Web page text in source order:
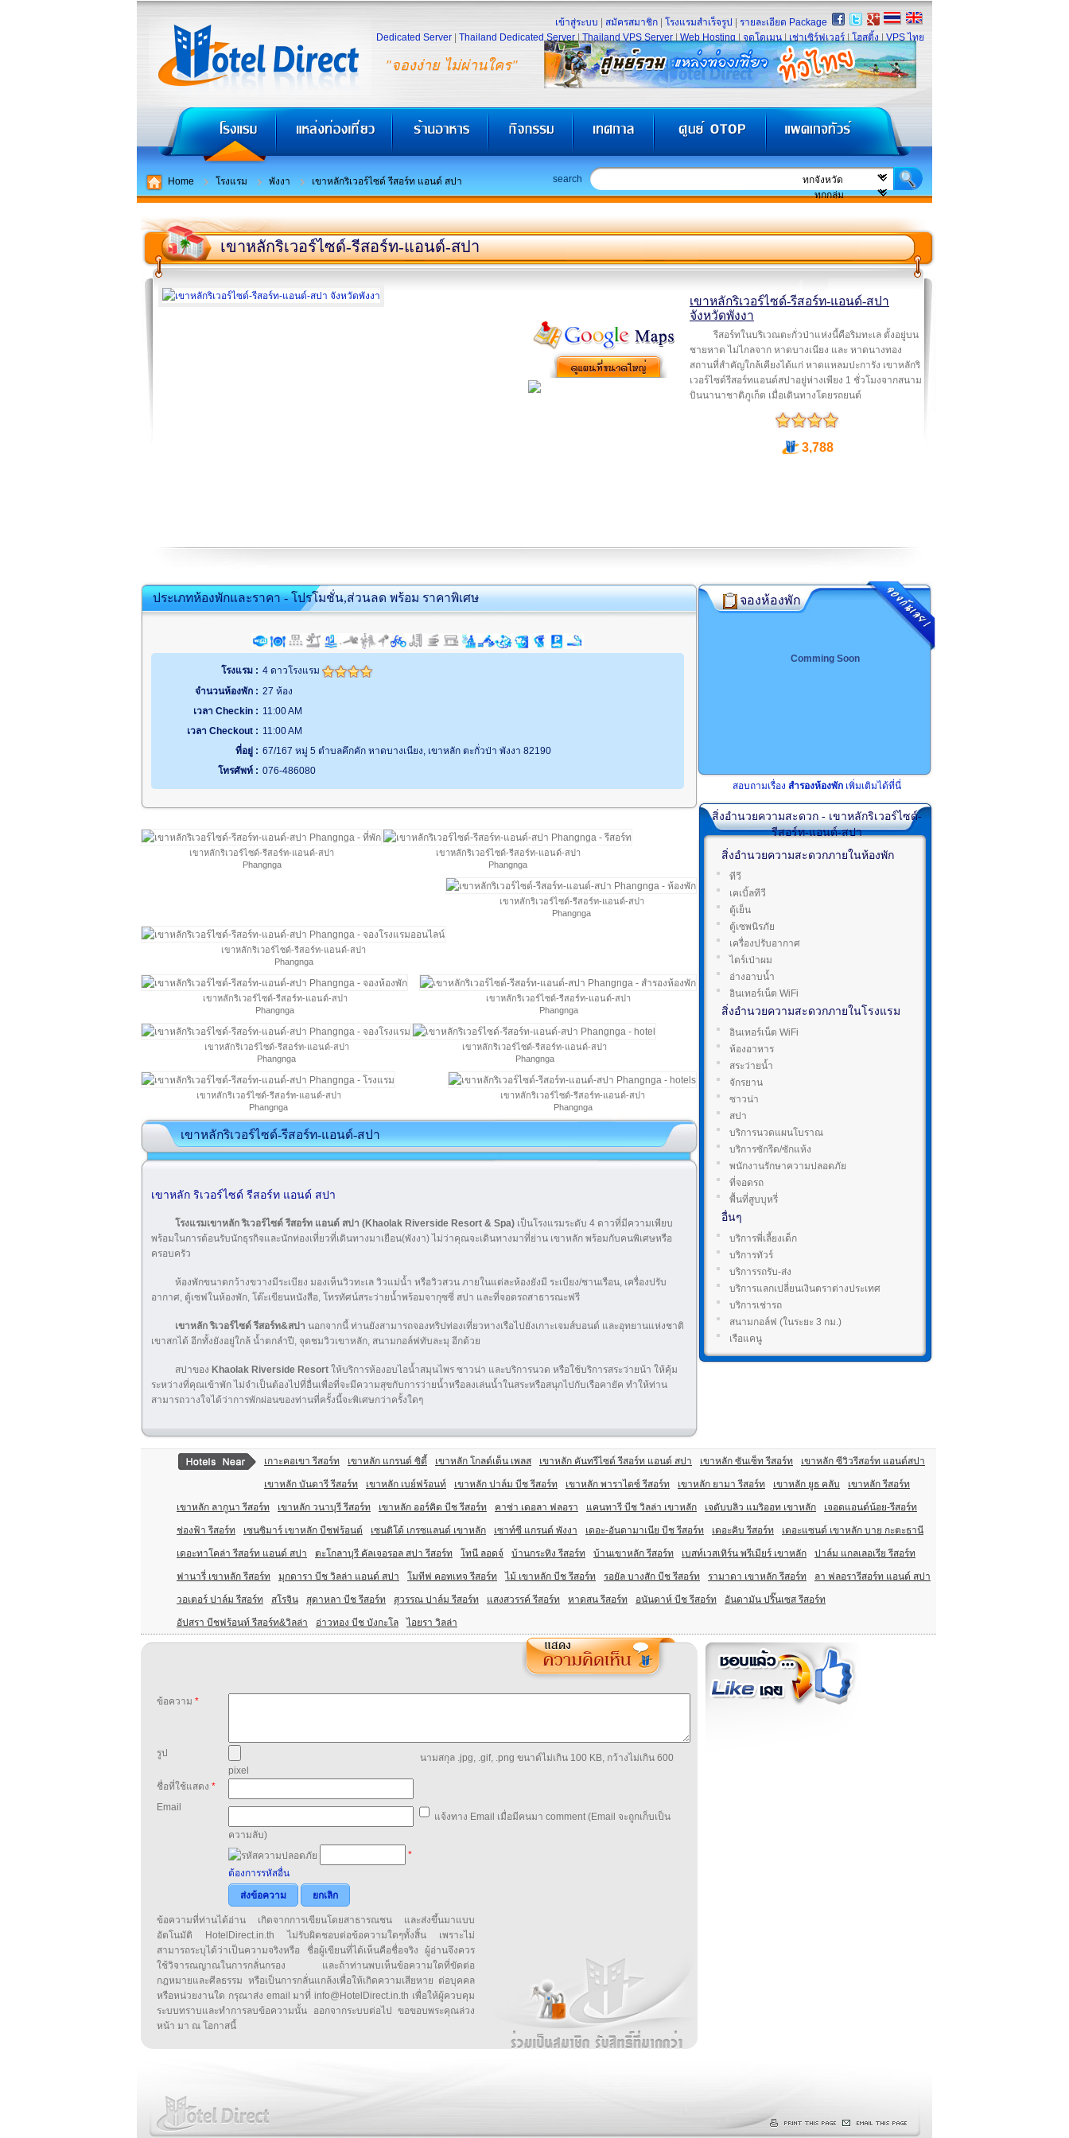
"จองง่าย ไม่ผ่านใคร"
เข้าสู่ระบบ สมัครสมาชิก โรงแรมสำเร็จรูป
รายละเอียด Package
Dedicated Server
Thailand Dedicated Server Thailand VPS Server Web Hosting จดโดเมน เช่าเซิร์ฟเวอร์ โฮสติ้ง VPS ไทย
Home โรงแรม พังงา เขาหลักริเวอร์ไซด์ รีสอร์ท แอนด์ สปา search
เขาหลักริเวอร์ไซด์-รีสอร์ท-แอนด์-สปา
เขาหลักริเวอร์ไซด์-รีสอร์ท-แอนด์-สปา
จังหวัดพังงา
รีสอร์ทในบริเวณตะกั่วป่าแห่งนี้คือริมทะเล ตั้งอยู่บน
ชายหาด ไม่ไกลจาก หาดบางเนียง และ หาดนางทอง
สถานที่สำคัญใกล้เคียงได้แก่ หาดแหลมปะการัง เขาหลักริ
เวอร์ไซด์รีสอร์ทแอนด์สปาอยู่ห่างเพียง 1 ชั่วโมงจากสนาม
บินนานาชาติภูเก็ต เมื่อเดินทางโดยรถยนต์
3,788
ประเภทห้องพักและราคา - โปรโมชั่น,ส่วนลด พร้อม ราคาพิเศษ
โรงแรม : 4 ดาวโรงแรม
จำนวนห้องพัก : 27 ห้อง
เวลา Checkin : 11:00 AM
เวลา Checkout : 11:00 AM
ที่อยู่ : 67/167 หมู่ 5 ตำบลคึกคัก หาดบางเนียง, เขาหลัก ตะกั่วป่า พังงา 82190
โทรศัพท์ : 076-486080
เขาหลักริเวอร์ไซด์-รีสอร์ท-แอนด์-สปา
Phangnga
เขาหลักริเวอร์ไซด์-รีสอร์ท-แอนด์-สปา
Phangnga
เขาหลักริเวอร์ไซด์-รีสอร์ท-แอนด์-สปา
Phangnga
เขาหลักริเวอร์ไซด์-รีสอร์ท-แอนด์-สปา
Phangnga
เขาหลักริเวอร์ไซด์-รีสอร์ท-แอนด์-สปา
Phangnga
เขาหลักริเวอร์ไซด์-รีสอร์ท-แอนด์-สปา
Phangnga
เขาหลักริเวอร์ไซด์-รีสอร์ท-แอนด์-สปา
Phangnga
เขาหลักริเวอร์ไซด์-รีสอร์ท-แอนด์-สปา
Phangnga
เขาหลักริเวอร์ไซด์-รีสอร์ท-แอนด์-สปา
Phangnga
เขาหลักริเวอร์ไซด์-รีสอร์ท-แอนด์-สปา
Phangnga
เขาหลักริเวอร์ไซด์-รีสอร์ท-แอนด์-สปา
เขาหลัก ริเวอร์ไซด์ รีสอร์ท แอนด์ สปา
โรงแรมเขาหลัก ริเวอร์ไซด์ รีสอร์ท แอนด์ สปา (Khaolak Riverside Resort & Spa) เป็นโรงแรมระดับ 4 ดาวที่มีความเพียบ
พร้อมในการต้อนรับนักธุรกิจและนักท่องเที่ยวที่เดินทางมาเยือน(พังงา) ไม่ว่าคุณจะเดินทางมาที่ย่าน เขาหลัก พร้อมกับคนพิเศษหรือ
ครอบครัว
ห้องพักขนาดกว้างขวางมีระเบียง มองเห็นวิวทะเล วิวแม่น้ำ หรือวิวสวน ภายในแต่ละห้องยังมี ระเบียง/ชานเรือน, เครื่องปรับ
อากาศ, ตู้เซฟในห้องพัก, โต๊ะเขียนหนังสือ, โทรทัศน์สระว่ายน้ำพร้อมจากุซซี่ สปา และที่จอดรถสาธารณะฟรี
เขาหลัก ริเวอร์ไซด์ รีสอร์ท&สปา นอกจากนี้ ท่านยังสามารถจองทริปท่องเที่ยวทางเรือไปยังเกาะเจมส์บอนด์ และอุทยานแห่งชาติ
เขาสกได้ อีกทั้งยังอยู่ใกล้ น้ำตกลำปี, จุดชมวิวเขาหลัก, สนามกอล์ฟทับละมุ อีกด้วย
สปาของ Khaolak Riverside Resort ให้บริการห้องอบไอน้ำสมุนไพร ซาวน่า และบริการนวด หรือใช้บริการสระว่ายน้า ให้คุ้ม
ระหว่างที่คุณเข้าพัก ไม่จำเป็นต้องไปที่อื่นเพื่อที่จะมีความสุขกับการว่ายน้ำหรือลงเล่นน้ำในสระหรือสนุกไปกับเรือคายัค ทำให้ท่าน
สามารถวางใจได้ว่าการพักผ่อนของท่านที่ครั้งนี้จะพิเศษกว่าครั้งใดๆ
จองห้องพัก
Comming Soon
สอบถามเรื่อง สำรองห้องพัก เพิ่มเติมได้ที่นี่
สิ่งอำนวยความสะดวก - เขาหลักริเวอร์ไซด์-
รีสอร์ท-แอนด์-สปา
สิ่งอำนวยความสะดวกภายในห้องพัก
ทีวี
เคเบิ้ลทีวี
ตู้เย็น
ตู้เซพนิรภัย
เครื่องปรับอากาศ
ไดร์เป่าผม
อ่างอาบน้ำ
อินเทอร์เน็ต WiFi
สิ่งอำนวยความสะดวกภายในโรงแรม
อินเทอร์เน็ต WiFi
ห้องอาหาร
สระว่ายน้ำ
จักรยาน
ซาวน่า
สปา
บริการนวดแผนโบราณ
บริการซักรีด/ซักแห้ง
พนักงานรักษาความปลอดภัย
ที่จอดรถ
พื้นที่สูบบุหรี่
อื่นๆ
บริการพี่เลี้ยงเด็ก
บริการทัวร์
บริการรถรับ-ส่ง
บริการแลกเปลี่ยนเงินตราต่างประเทศ
บริการเช่ารถ
สนามกอล์ฟ (ในระยะ 3 กม.)
เรือแคนู
เกาะคอเขา รีสอร์ท เขาหลัก แกรนด์ ซิตี้ เขาหลัก โกลด์เด็น เพลส เขาหลัก คันทรีไซด์ รีสอร์ท แอนด์ สปา เขาหลัก ซันเซ็ท รีสอร์ท เขาหลัก ซีวิวรีสอร์ท แอนด์สปา
เขาหลัก บันดารี รีสอร์ท เขาหลัก เบย์ฟร้อนท์ เขาหลัก ปาล์ม บีช รีสอร์ท เขาหลัก พาราไดซ์ รีสอร์ท เขาหลัก ยามา รีสอร์ท เขาหลัก ยูธ คลับ เขาหลัก รีสอร์ท
เขาหลัก ลากูนา รีสอร์ท เขาหลัก วนาบุรี รีสอร์ท เขาหลัก ออร์คิด บีช รีสอร์ท คาซ่า เดอลา ฟลอรา แคนทารี บีช วิลล่า เขาหลัก เจดับบลิว แมริออท เขาหลัก เจอดแอนด์น้อย-รีสอร์ท
ช่องฟ้า รีสอร์ท เซนซิมาร์ เขาหลัก บีชฟร้อนต์ เซนติโด้ เกรซแลนด์ เขาหลัก เซาท์ซี แกรนด์ พังงา เดอะ-อันดามาเนีย บีช รีสอร์ท เดอะคิบ รีสอร์ท เดอะแซนด์ เขาหลัก บาย กะตะธานี
เดอะทาโคล่า รีสอร์ท แอนด์ สปา ตะโกลาบุรี คัลเจอรอล สปา รีสอร์ท โทนี ลอดจ์ บ้านกระทิง รีสอร์ท บ้านเขาหลัก รีสอร์ท เบสท์เวสเทิร์น พรีเมียร์ เขาหลัก ปาล์ม แกลเลอเรีย รีสอร์ท
ฟานารี่ เขาหลัก รีสอร์ท มุกดารา บีช วิลล่า แอนด์ สปา โมทีฟ คอทเทจ รีสอร์ท ไม้ เขาหลัก บีช รีสอร์ท รอยัล บางสัก บีช รีสอร์ท รามาดา เขาหลัก รีสอร์ท ลา ฟลอรารีสอร์ท แอนด์ สปา
วอเตอร์ ปาล์ม รีสอร์ท สโรจิน สุดาหลา บีช รีสอร์ท สุวรรณ ปาล์ม รีสอร์ท แสงสวรรค์ รีสอร์ท หาดสน รีสอร์ท อนันดาห์ บีช รีสอร์ท อันดามัน ปริ๊นเซส รีสอร์ท
อัปสรา บีชฟร้อนท์ รีสอร์ท&วิลล่า อ่าวทอง บีช บังกะโล ไอยรา วิลล่า
ข้อความ *
รูป
นามสกุล .jpg, .gif, .png ขนาด์ไม่เกิน 100 KB, กว้างไม่เกิน 600
pixel
ชื่อที่ใช้แสดง *
Email
แจ้งทาง Email เมื่อมีคนมา comment (Email จะถูกเก็บเป็น
ความลับ)
*
ต้องการรหัสอื่น
ส่งข้อความ
ยกเลิก
ข้อความที่ท่านได้อ่าน เกิดจากการเขียนโดยสาธารณชน และส่งขึ้นมาแบบ
อัตโนมัติ HotelDirect.in.th ไม่รับผิดชอบต่อข้อความใดๆทั้งสิ้น เพราะไม่
สามารถระบุได้ว่าเป็นความจริงหรือ ชื่อผู้เขียนที่ได้เห็นคือชื่อจริง ผู้อ่านจึงควร
ใช้วิจารณญาณในการกลั่นกรอง และถ้าท่านพบเห็นข้อความใดที่ขัดต่อ
กฎหมายและศีลธรรม หรือเป็นการกลั่นแกล้งเพื่อให้เกิดความเสียหาย ต่อบุคคล
หรือหน่วยงานใด กรุณาส่ง email มาที่ info@HotelDirect.in.th เพื่อให้ผู้ควบคุม
ระบบทราบและทำการลบข้อความนั้น ออกจากระบบต่อไป ขอขอบพระคุณล่วง
หน้า มา ณ โอกาสนี้